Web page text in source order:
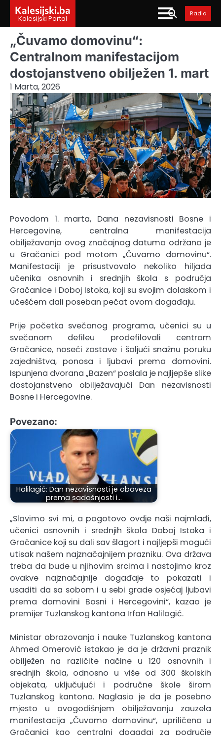
content
Kalesijski.ba
Kalesijski Portal
Radio
„Čuvamo domovinu“:
Centralnom manifestacijom
dostojanstveno obilježen 1. mart
1 Marta, 2026
Povodom 1. marta, Dana nezavisnosti Bosne i
Hercegovine, centralna manifestacija
obilježavanja ovog značajnog datuma održana je
u Gračanici pod motom „Čuvamo domovinu“.
Manifestaciji je prisustvovalo nekoliko hiljada
učenika osnovnih i srednjih škola s područja
Gračanice i Doboj Istoka, koji su svojim dolaskom i
učešćem dali poseban pečat ovom događaju.
Prije početka svečanog programa, učenici su u
svečanom defileu prodefilovali centrom
Gračanice, noseći zastave i šaljući snažnu poruku
zajedništva, ponosa i ljubavi prema domovini.
Ispunjena dvorana „Bazen“ poslala je najljepše slike
dostojanstveno obilježavajući Dan nezavisnosti
Bosne i Hercegovine.
Povezano:
Halilagić: Dan nezavisnosti je obaveza
prema sadašnjosti i…
„Slavimo svi mi, a pogotovo ovdje naši najmlađi,
učenici osnovnih i srednjih škola Doboj Istoka i
Gračanice koji su dali sav šlagort i najljepši mogući
utisak našem najznačajnijem prazniku. Ova država
treba da bude u njihovim srcima i nastojimo kroz
ovakve najznačajnije događaje to pokazati i
usaditi da sa sobom i u sebi grade osjećaj ljubavi
prema domovini Bosni i Hercegovini“, kazao je
premijer Tuzlanskog kantona Irfan Halilagić.
Ministar obrazovanja i nauke Tuzlanskog kantona
Ahmed Omerović istakao je da je državni praznik
obilježen na različite načine u 120 osnovnih i
srednjih škola, odnosno u više od 300 školskih
objekata, uključujući i područne škole širom
Tuzlanskog kantona. Naglasio je da je posebno
mjesto u ovogodišnjem obilježavanju zauzela
manifestacija „Čuvamo domovinu“, upriličena u
Gračanici kao centralni događaj za područje